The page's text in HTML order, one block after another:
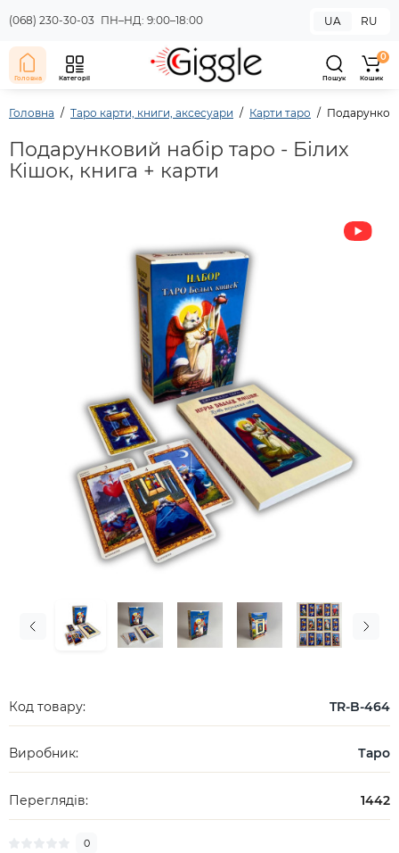
(068) 230-30-03 ПН–НД: 9:00–18:00 UA RU
Головна Категорії Пошук
0
Кошик
Головна Таро карти, книги, аксесуари Карти таро
Подарунковий набір таро - Білих
Кішок, книга + карти
Код товару: TR-B-464
Виробник: Таро
Переглядів: 1442
0